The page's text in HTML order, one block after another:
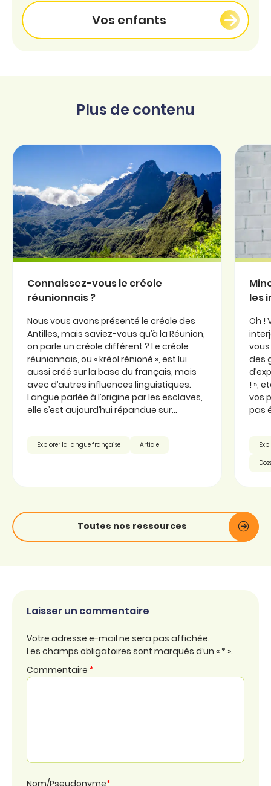
Vos enfants
Plus de contenu
Connaissez-vous le créole
réunionnais ?
Nous vous avons présenté le créole des
Antilles, mais saviez-vous qu’à la Réunion,
on parle un créole différent ? Le créole
réunionnais, ou « kréol rénioné », est lui
aussi créé sur la base du français, mais
avec d’autres influences linguistiques.
Langue parlée à l’origine par les esclaves,
elle s’est aujourd’hui répandue sur...
Explorer la langue française Article
les
Oh !
des
! »,
vos
pas
Toutes nos ressources
Laisser un commentaire
Votre adresse e-mail ne sera pas affichée.
Les champs obligatoires sont marqués d’un « * ».
Commentaire *
Nom/Pseudonyme*